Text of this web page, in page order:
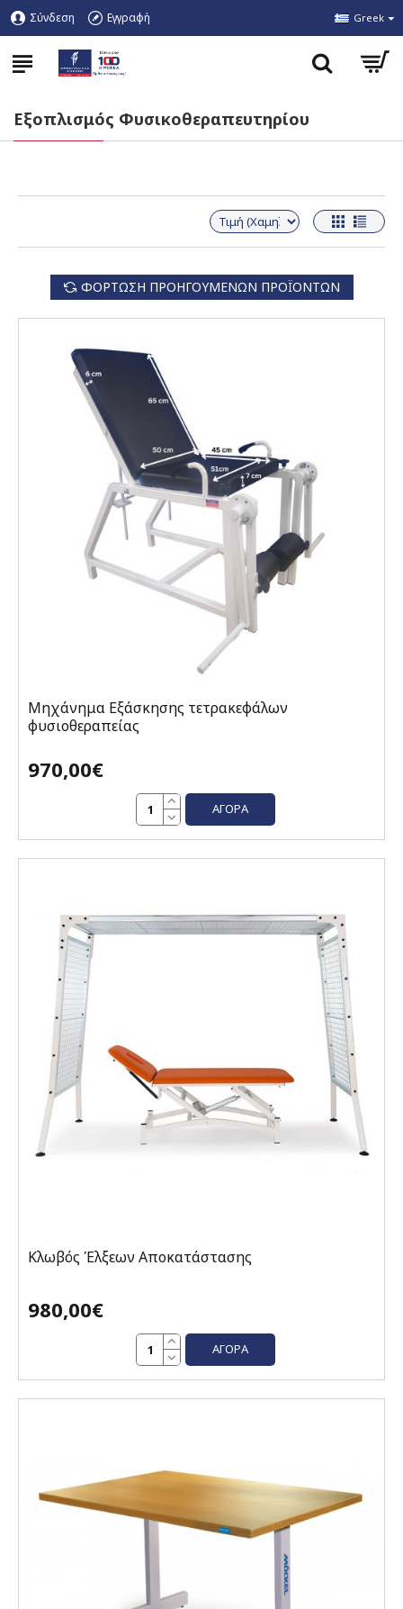
Σύνδεση Εγγραφή Greek
Εξοπλισμός Φυσικοθεραπευτηρίου
ΦΌΡΤΩΣΗ ΠΡΟΗΓΟΎΜΕΝΩΝ ΠΡΟΪΌΝΤΩΝ
Μηχάνημα Εξάσκησης τετρακεφάλων
φυσιοθεραπείας
970,00€
ΑΓΟΡΆ
Κλωβός Έλξεων Αποκατάστασης
980,00€
ΑΓΟΡΆ